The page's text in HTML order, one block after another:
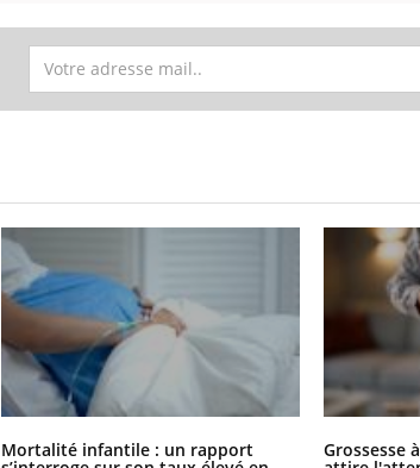
Mortalité infantile : un rapport Grossesse